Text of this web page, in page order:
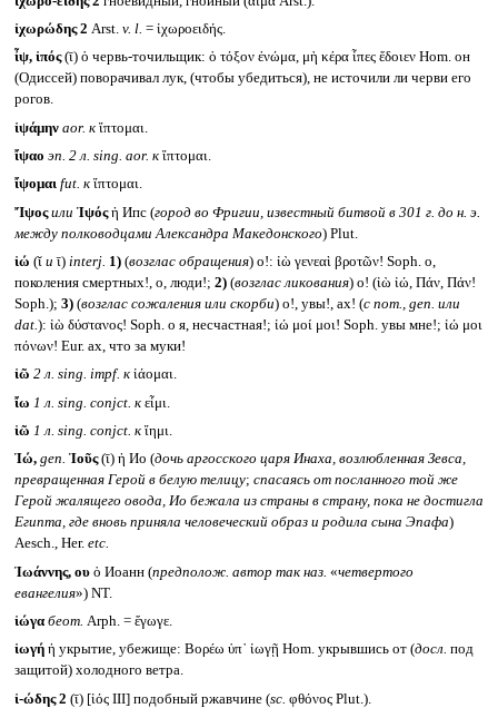
ἰχωρώδης 2 Arst. v. l. = ἰχωροειδής.
ἶψ, ἰπός(ῑ) ὁ червь-точильщик: ὁ τόξον ἐνώμα, μὴ κέρα ἶπες ἔδοιεν Hom. он
(Одиссей) поворачивал лук, (чтобы убедиться), не источили ли черви его
рогов.
ἰψάμην aor. кἴπτομαι.
ἴψαο эп. 2 л. sing. aor. кἴπτομαι.
ἴψομαι fut. кἴπτομαι.
Ἴψοςили Ἰψόςἡ Ипс (город во Фригии, известный битвой в 301 г. до н. э.
между полководцами Александра Македонского) Plut.
ἰώ (ῐ и ῑ) interj. 1)(возглас обращения) о!: ἰὼ γενεαὶ βροτῶν! Soph. о,
поколения смертных!, о, люди!; 2)(возглас ликования) о! (ἰὼ ἰώ, Πάν, Πάν!
Soph.); 3)(возглас сожаления или скорби) о!, увы!, ах! (с nom., gen. или
dat.): ἰὼ δύστανος! Soph. о я, несчастная!; ἰώ μοί μοι! Soph. увы мне!; ἰώ μοι
πόνων! Eur. ах, что за муки!
ἰῶ 2 л. sing. impf. кἰάομαι.
ἴω 1 л. sing. conjct. кεἶμι.
ἱῶ 1 л. sing. conjct. кἵημι.
Ἰώ, gen. Ἰοῦς(ῑ) ἡ Ио (дочь аргосского царя Инаха, возлюбленная Зевса,
превращенная Герой в белую телицу; спасаясь от посланного той же
Герой жалящего овода, Ио бежала из страны в страну, пока не достигла
Египта, где вновь приняла человеческий образ и родила сына Эпафа)
Aesch., Her. etc.
Ἰωάννης, ουὁ Иоанн (предполож. автор так наз. «четвертого
евангелия») NT.
ἰώγα беот. Arph. = ἔγωγε.
ἰωγή ἡ укрытие, убежище: Βορέω ὑπ᾽ ἰωγῇ Hom. укрывшись от (досл. под
защитой) холодного ветра.
ἰ-ώδης 2 (ῑ) [ἰός III] подобный ржавчине (sc. φθόνος Plut.).